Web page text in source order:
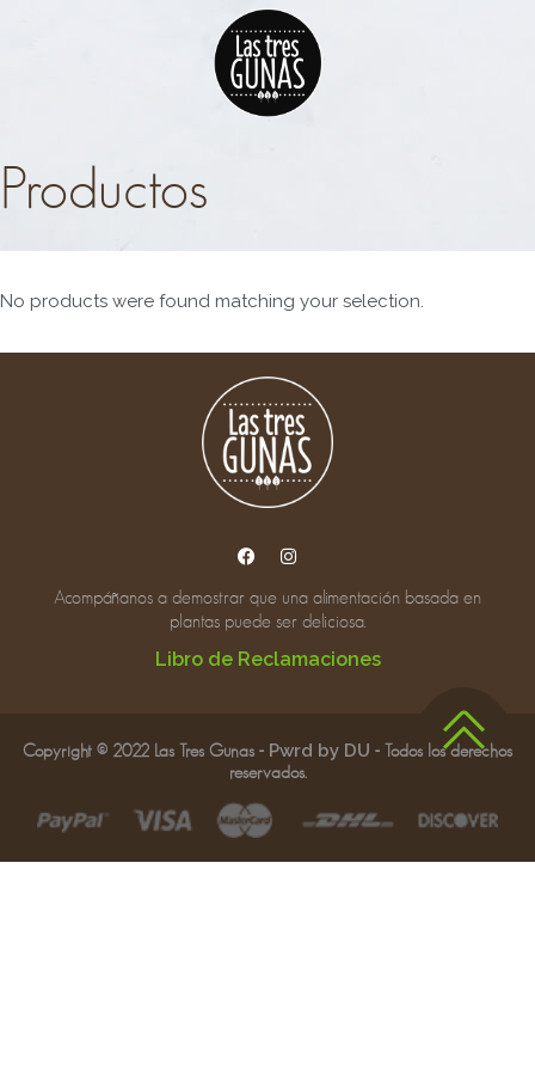
Productos
No products were found matching your selection.
Acompáñanos a demostrar que una alimentación basada en
plantas puede ser deliciosa.
Libro de Reclamaciones
Copyright © 2022 Las Tres Gunas - Pwrd by DU - Todos los derechos
reservados.